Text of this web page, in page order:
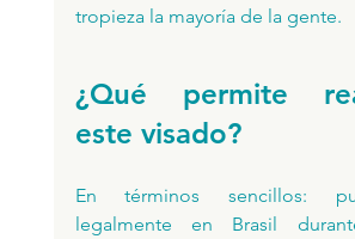
tropieza la mayoría de la gente.
¿Qué permite
este visado?
En términos sencillos:
legalmente en Brasil